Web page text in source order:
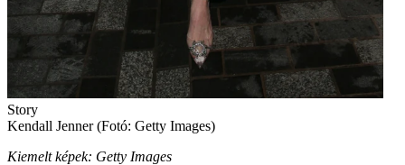
Story
Kendall Jenner (Fotó: Getty Images)
Kiemelt képek: Getty Images